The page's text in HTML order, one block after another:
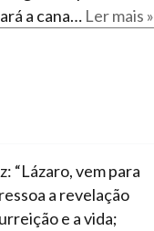
a cana… Ler mais »
“Lázaro, vem para
a revelação
e a vida;